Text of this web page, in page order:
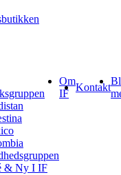
& Ny I IF
Om
IF
Kontakt